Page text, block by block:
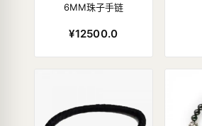
6MM珠子手链
¥12500.0